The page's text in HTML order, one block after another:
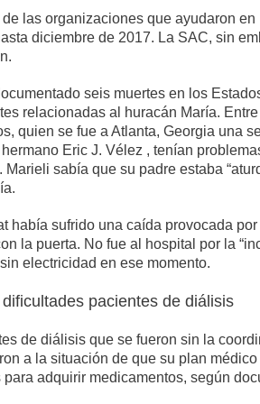
de las organizaciones que ayudaron
diciembre de 2017. La SAC, sin
seis muertes en los
relacionadas al huracán María.
quien se fue a Atlanta, Georgia una
Eric J. Vélez , tenían
Marieli sabía que su padre estaba
había sufrido una caída provocada
la puerta. No fue al hospital por la
electricidad en ese momento.
pacientes de diálisis
de diálisis que se fueron sin la
a la situación de que su plan
para adquirir medicamentos, según